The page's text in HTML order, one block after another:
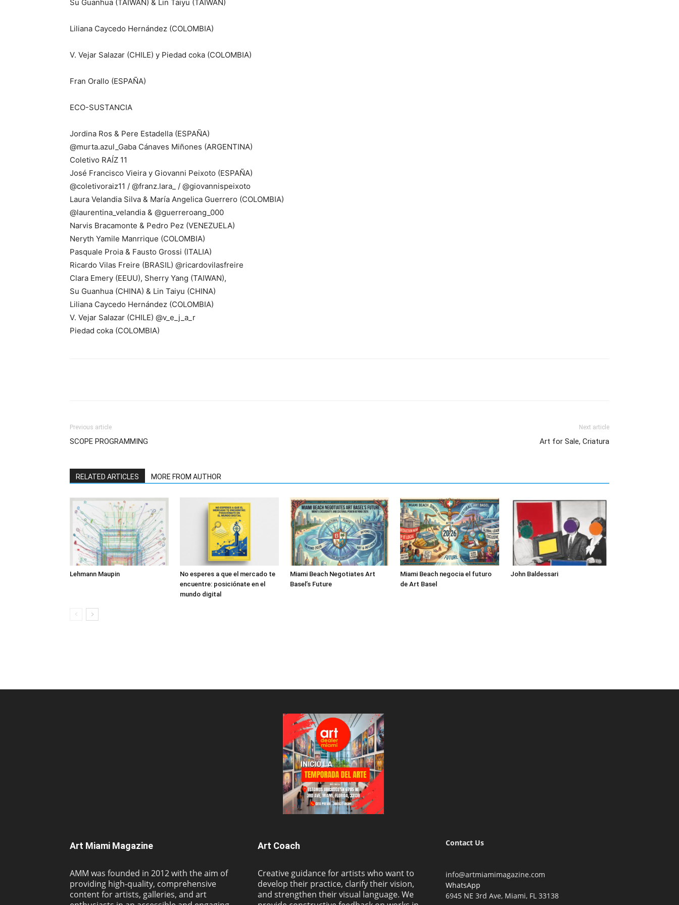
Su Guanhua (TAIWAN) & Lin Taiyu (TAIWAN)
Liliana Caycedo Hernández (COLOMBIA)
V. Vejar Salazar (CHILE) y Piedad coka (COLOMBIA)
Fran Orallo (ESPAÑA)
ECO-SUSTANCIA
Jordina Ros & Pere Estadella (ESPAÑA)
@murta.azul_Gaba Cánaves Miñones (ARGENTINA)
Coletivo RAÍZ 11
José Francisco Vieira y Giovanni Peixoto (ESPAÑA)
@coletivoraiz11 / @franz.lara_ / @giovannispeixoto
Laura Velandia Silva & María Angelica Guerrero (COLOMBIA)
@laurentina_velandia & @guerreroang_000
Narvis Bracamonte & Pedro Pez (VENEZUELA)
Neryth Yamile Manrrique (COLOMBIA)
Pasquale Proia & Fausto Grossi (ITALIA)
Ricardo Vilas Freire (BRASIL) @ricardovilasfreire
Clara Emery (EEUU), Sherry Yang (TAIWAN),
Su Guanhua (CHINA) & Lin Taiyu (CHINA)
Liliana Caycedo Hernández (COLOMBIA)
V. Vejar Salazar (CHILE) @v_e_j_a_r
Piedad coka (COLOMBIA)
Previous article
SCOPE PROGRAMMING
Next article
Art for Sale, Criatura
RELATED ARTICLES MORE FROM AUTHOR
Lehmann Maupin
No esperes a que el mercado te
encuentre: posiciónate en el
mundo digital
Miami Beach Negotiates Art
Basel’s Future
Miami Beach negocia el futuro
de Art Basel
John Baldessari
Art Miami Magazine
AMM was founded in 2012 with the aim of
providing high-quality, comprehensive
content for artists, galleries, and art
Art Coach
Creative guidance for artists who want to
develop their practice, clarify their vision,
and strengthen their visual language. We
Contact Us
info@artmiamimagazine.com
WhatsApp
6945 NE 3rd Ave, Miami, FL 33138